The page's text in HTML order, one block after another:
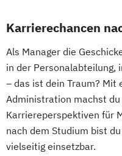
Karrierechancen
Als Manager die
in der Personalabteilung,
– das ist dein Traum? Mit
Administration machst
Karriereperspektiven für
nach dem Studium bist
vielseitig einsetzbar.